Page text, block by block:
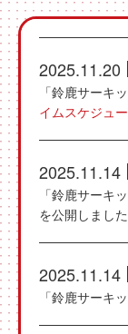
2025.11.20
「鈴鹿サーキ
イムスケジュ
2025.11.14
「鈴鹿サーキ
を公開しました
2025.11.14
「鈴鹿サーキ